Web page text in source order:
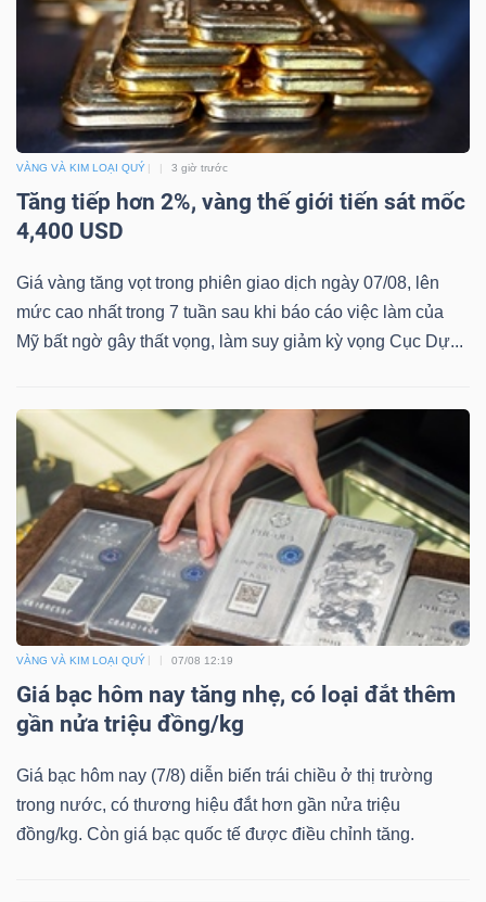
VÀNG VÀ KIM LOẠI QUÝ 3 giờ trước
Tăng tiếp hơn 2%, vàng thế giới tiến sát mốc
4,400 USD
Giá vàng tăng vọt trong phiên giao dịch ngày 07/08, lên
mức cao nhất trong 7 tuần sau khi báo cáo việc làm của
Mỹ bất ngờ gây thất vọng, làm suy giảm kỳ vọng Cục Dự...
VÀNG VÀ KIM LOẠI QUÝ 07/08 12:19
Giá bạc hôm nay tăng nhẹ, có loại đắt thêm
gần nửa triệu đồng/kg
Giá bạc hôm nay (7/8) diễn biến trái chiều ở thị trường
trong nước, có thương hiệu đắt hơn gần nửa triệu
đồng/kg. Còn giá bạc quốc tế được điều chỉnh tăng.
YẾU
TIÊU
DÙNG
THIẾT
YẾU
SỨC
KHỎE
TÀI
CHÍNH
NGHỆ
THÔNG
TIN